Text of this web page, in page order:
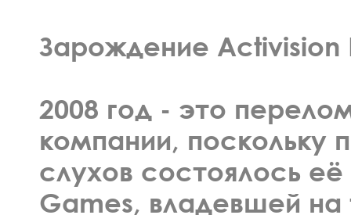
Зарождение Activision
2008 год - это
компании, поскольку
слухов состоялось
Games, владевшей